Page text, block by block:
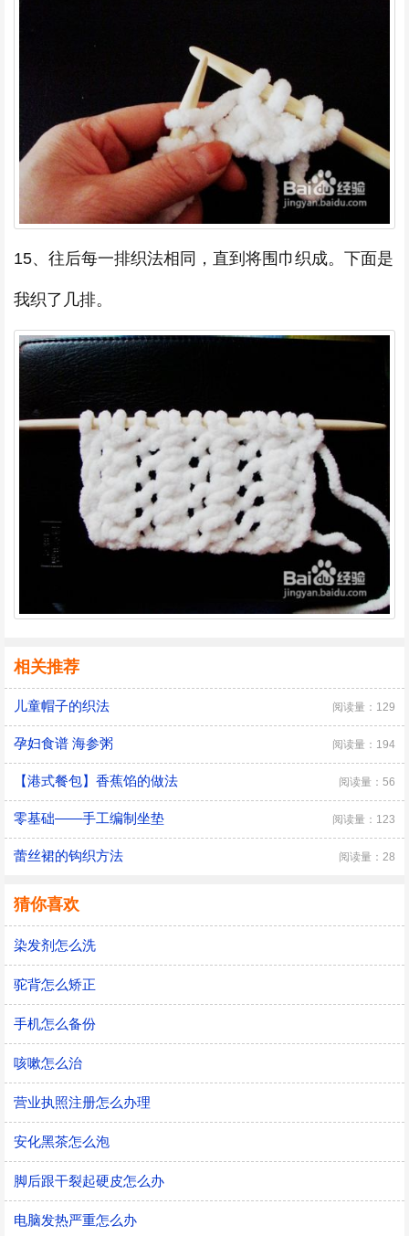
15、往后每一排织法相同，直到将围巾织成。下面是
我织了几排。
相关推荐
儿童帽子的织法 阅读量：129
孕妇食谱 海参粥 阅读量：194
【港式餐包】香蕉馅的做法 阅读量：56
零基础——手工编制坐垫 阅读量：123
蕾丝裙的钩织方法 阅读量：28
猜你喜欢
染发剂怎么洗
驼背怎么矫正
手机怎么备份
咳嗽怎么治
营业执照注册怎么办理
安化黑茶怎么泡
脚后跟干裂起硬皮怎么办
电脑发热严重怎么办